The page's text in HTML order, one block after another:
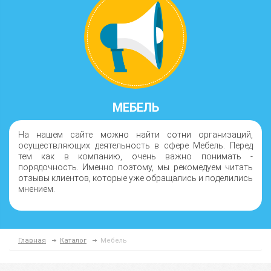
МЕБЕЛЬ
На нашем сайте можно найти сотни организаций,
осуществляющих деятельность в сфере Мебель. Перед
тем как в компанию, очень важно понимать -
порядочность. Именно поэтому, мы рекомедуем читать
отзывы клиентов, которые уже обращались и поделились
мнением.
Главная Каталог Мебель